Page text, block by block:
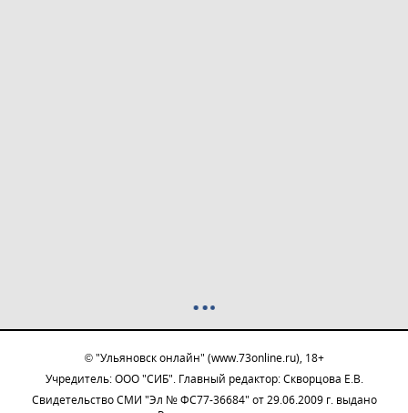
© "Ульяновск онлайн" (www.73online.ru), 18+
Учредитель: ООО "СИБ". Главный редактор: Скворцова Е.В.
Свидетельство СМИ "Эл № ФС77-36684" от 29.06.2009 г. выдано